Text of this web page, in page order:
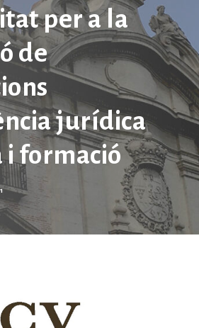
per a la
de
jurídica
formació